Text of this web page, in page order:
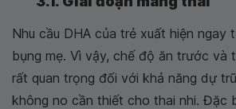
Nhu cầu DHA của trẻ xuất hiện ngay
bụng mẹ. Vì vậy, chế độ ăn trước và
rất quan trọng đối với khả năng dự
không no cần thiết cho thai nhi. Đặc